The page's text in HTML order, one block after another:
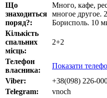
Що
знаходиться
поряд?:
Много, кафе,
многое другое.
Борисполь. 10
Кількість
спальних
місць:
2+2
Телефон
власника:
Показати
Viber:
+38(098) 226-
Telegram:
vnoch